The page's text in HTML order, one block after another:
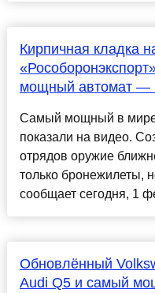
Кирпичная кладка
мощный автомат —
Самый мощный в
показали на видео.
отрядов оружие
только бронежилеты,
сообщает сегодня, 1
Обновлённый
Audi Q5 и самый